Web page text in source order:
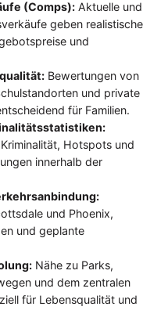
(Comps): Aktuelle und
geben realistische
und
Bewertungen von
und private
für Familien.
Hotspots und
innerhalb der
und Phoenix,
und geplante
Nähe zu Parks,
und dem zentralen
für Lebensqualität und